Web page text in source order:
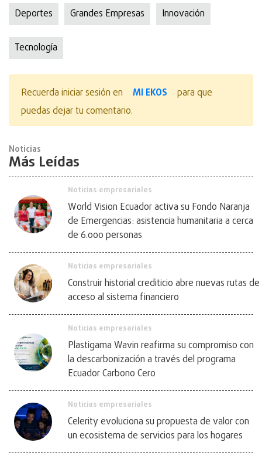
Deportes Grandes Empresas Innovación
Tecnologí­a
Recuerda iniciar sesión en MI EKOS
para que
puedas dejar tu comentario.
Noticias
Más Leídas
Noticias empresariales
World Vision Ecuador activa su Fondo Naranja
de Emergencias: asistencia humanitaria a cerca
de 6.000 personas
Noticias empresariales
Construir historial crediticio abre nuevas rutas de
acceso al sistema financiero
Noticias empresariales
Plastigama Wavin reafirma su compromiso con
la descarbonización a través del programa
Ecuador Carbono Cero
Noticias empresariales
Celerity evoluciona su propuesta de valor con
un ecosistema de servicios para los hogares